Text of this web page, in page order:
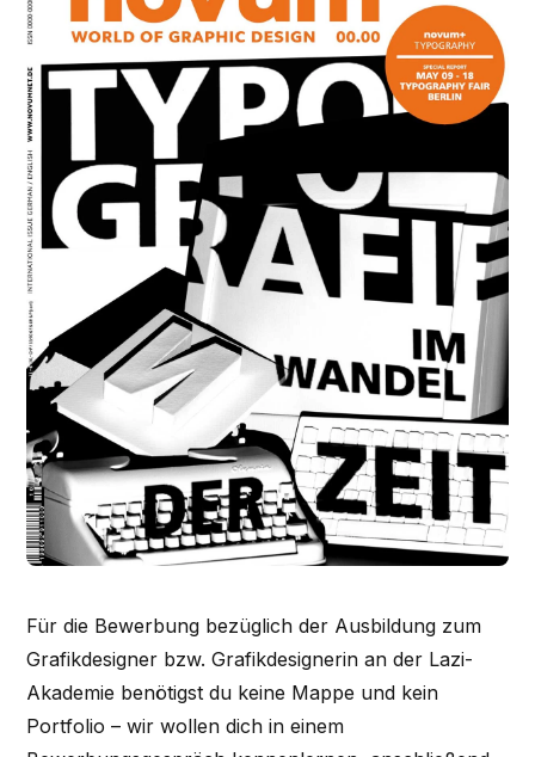
Für die Bewerbung bezüglich der Ausbildung zum
Grafikdesigner bzw. Grafikdesignerin an der Lazi-
Akademie benötigst du keine Mappe und kein
Portfolio – wir wollen dich in einem